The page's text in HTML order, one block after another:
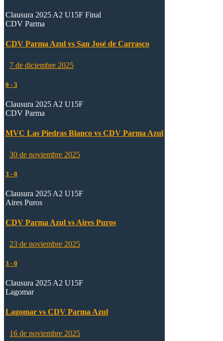
Clausura 2025 A2 U15F Final
CDV Parma
CDV Parma Azul vs San José de Carrasco
7 de diciembre 2025
0 - 3
Clausura 2025 A2 U15F
CDV Parma
MVC Las Piedras Blanco vs CDV Parma Azul
30 de noviembre 2025
3 - 0
Clausura 2025 A2 U15F
Aires Puros
CDV Parma Azul vs Aires Puros
23 de noviembre 2025
3 - 0
Clausura 2025 A2 U15F
Lagomar
Lagomar vs CDV Parma Azul
16 de noviembre 2025